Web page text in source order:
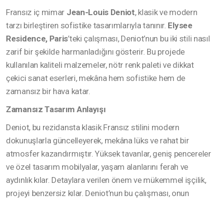
Fransız iç mimar Jean-Louis Deniot, klasik ve modern
tarzı birleştiren sofistike tasarımlarıyla tanınır. Elysee
Residence, Paris’teki çalışması, Deniot’nun bu iki stili nasıl
zarif bir şekilde harmanladığını gösterir. Bu projede
kullanılan kaliteli malzemeler, nötr renk paleti ve dikkat
çekici sanat eserleri, mekâna hem sofistike hem de
zamansız bir hava katar.
Zamansız Tasarım Anlayışı
Deniot, bu rezidansta klasik Fransız stilini modern
dokunuşlarla güncelleyerek, mekâna lüks ve rahat bir
atmosfer kazandırmıştır. Yüksek tavanlar, geniş pencereler
ve özel tasarım mobilyalar, yaşam alanlarını ferah ve
aydınlık kılar. Detaylara verilen önem ve mükemmel işçilik,
projeyi benzersiz kılar. Deniot’nun bu çalışması, onun